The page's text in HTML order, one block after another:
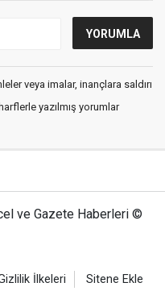
veya imalar, inançlara saldırı
yazılmış yorumlar
ve Gazete Haberleri ©
İlkeleri Sitene Ekle